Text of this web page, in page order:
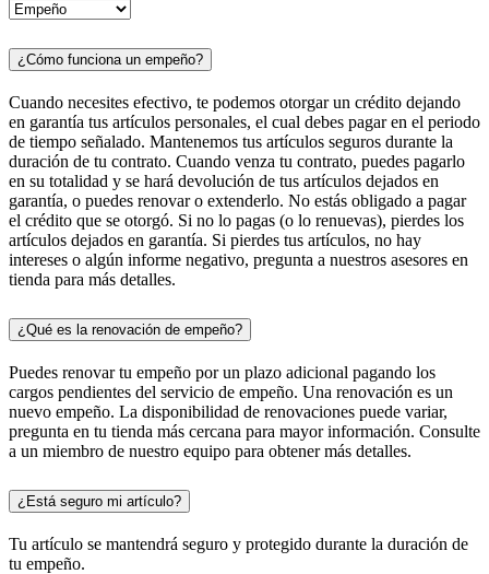
¿Cómo funciona un empeño?
Cuando necesites efectivo, te podemos otorgar un crédito dejando
en garantía tus artículos personales, el cual debes pagar en el periodo
de tiempo señalado. Mantenemos tus artículos seguros durante la
duración de tu contrato. Cuando venza tu contrato, puedes pagarlo
en su totalidad y se hará devolución de tus artículos dejados en
garantía, o puedes renovar o extenderlo. No estás obligado a pagar
el crédito que se otorgó. Si no lo pagas (o lo renuevas), pierdes los
artículos dejados en garantía. Si pierdes tus artículos, no hay
intereses o algún informe negativo, pregunta a nuestros asesores en
tienda para más detalles.
¿Qué es la renovación de empeño?
Puedes renovar tu empeño por un plazo adicional pagando los
cargos pendientes del servicio de empeño. Una renovación es un
nuevo empeño. La disponibilidad de renovaciones puede variar,
pregunta en tu tienda más cercana para mayor información. Consulte
a un miembro de nuestro equipo para obtener más detalles.
¿Está seguro mi artículo?
Tu artículo se mantendrá seguro y protegido durante la duración de
tu empeño.